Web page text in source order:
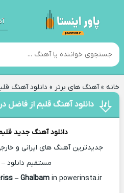
خانه»آهنگ های برتر » دانلود آهنگ
دانلود آهنگ قلبم از فاضل
دانلود آهنگ جدید
جدیدترین آهنگ های ایرانی و
مستقیم دانلود –
– Ghalbam in powerinsta.ir